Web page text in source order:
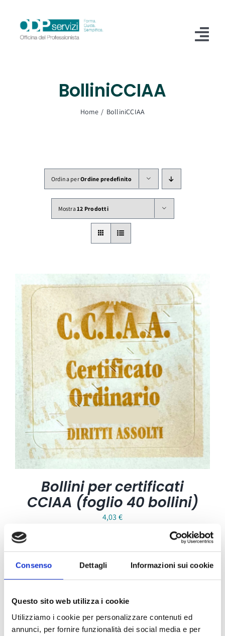
Consenso Dettagli Informazioni sui cookie
Questo sito web utilizza i cookie
Utilizziamo i cookie per personalizzare contenuti ed
annunci, per fornire funzionalità dei social media e per
contenuto
BolliniCCIAA
Home BolliniCCIAA
Ordina perOrdine predefinito
Mostra12 Prodotti
Bollini per certificati
CCIAA (foglio 40 bollini)
4,03 €